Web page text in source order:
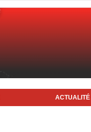
ACTUALITÉ